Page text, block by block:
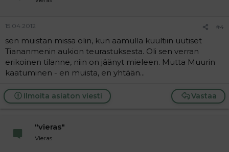
15.04.2012 #4
sen muistan missä olin, kun aamulla kuultiin uutiset
Tiananmenin aukion teurastuksesta. Oli sen verran
erikoinen tilanne, niin on jäänyt mieleen. Mutta Muurin
kaatuminen - en muista, en yhtään...
Vastaa
Ilmoita asiaton viesti
"vieras"
Vieras